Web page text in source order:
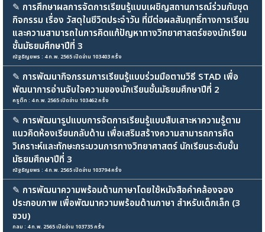
✎ การศึกษาผลการจัดการเรียนรู้แบบเผชิญสถานการณ์ร่วมกับชุด
กิจกรรม เรื่อง วัสดุในชีวิตประจำวัน ที่มีต่อผลสัมฤทธิ์ทางการเรียน
และความสามารถในการคิดแก้ปัญหาทางวิทยาศาสตร์ของนักเรียน
ชั้นมัธยมศึกษาปีที่ 3
ณัฐธัญยพร : 4 ก.พ. 2565 เปิดอ่าน 103403 ครั้ง
✎ การพัฒนากิจกรรมการเรียนรู้แบบร่วมมือตามวิธี STAD เพื่อ
พัฒนาการอ่านจับใจความของนักเรียนชั้นมัธยมศึกษาปีที่ 2
ครูติ๊ก : 4 ก.พ. 2565 เปิดอ่าน 103462 ครั้ง
✎ การพัฒนารูปแบบการจัดการเรียนรู้แบบสืบเสาะหาความรู้ตาม
แนวคิดห้องเรียนกลับด้าน เพื่อเสริมสร้างความสามารถการคิด
วิเคราะห์และทักษะกระบวนการทางวิทยาศาสตร์ นักเรียนระดับชั้น
มัธยมศึกษาปีที่ 3
ณัฐธัญยพร : 4 ก.พ. 2565 เปิดอ่าน 103794 ครั้ง
✎ การพัฒนาความพร้อมด้านภาษาโดยใช้หนังสือคำคล้องจอง
ประกอบภาพ เพื่อพัฒนาความพร้อมด้านภาษา สำหรับเด็กเล็ก (3
ขวบ)
กลม : 4 ก.พ. 2565 เปิดอ่าน 103735 ครั้ง